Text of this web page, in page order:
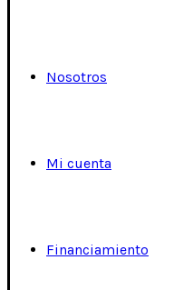
Nosotros
Mi cuenta
Financiamiento